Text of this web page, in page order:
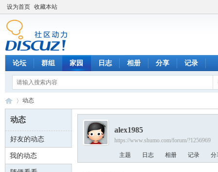
设为首页 收藏本站
论坛 群组 家园 日志 相册 分享 记录
数 ›
动态
动态
好友的动态
我的动态
alex1985
https://www.shumo.com/forum/?1256969
主题 日志 相册 记录 分